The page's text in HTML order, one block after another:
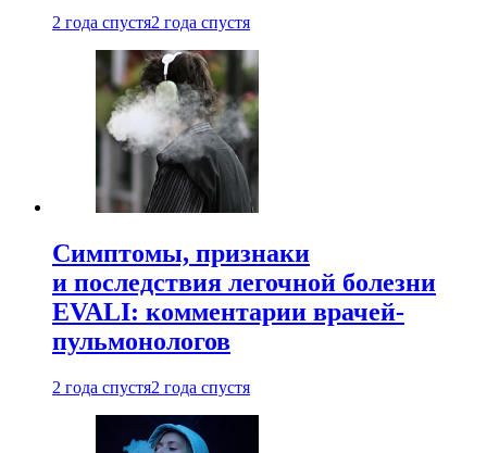
2 года спустя2 года спустя
Симптомы, признаки
и последствия легочной болезни
EVALI: комментарии врачей-
пульмонологов
2 года спустя2 года спустя